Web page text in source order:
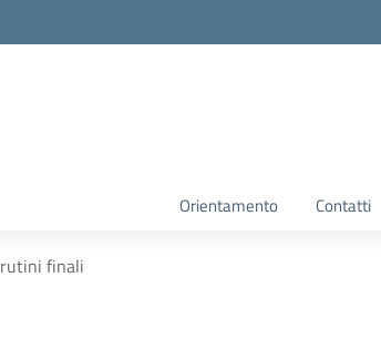
Orientamento Contatti
finali